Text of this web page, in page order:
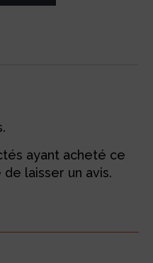
ayant acheté ce
laisser un avis.